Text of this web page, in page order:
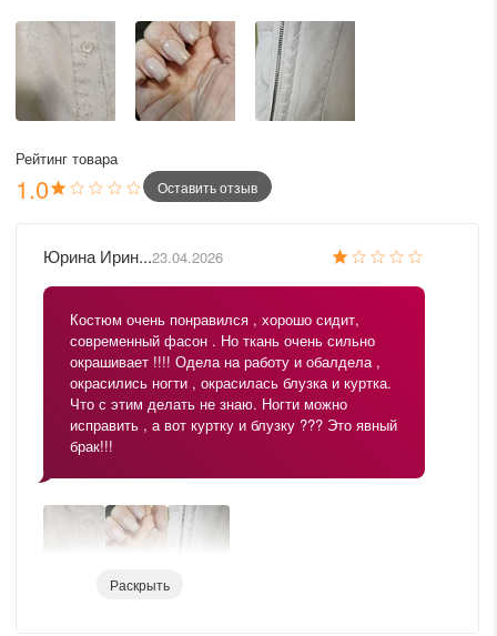
универсальным выбором для осеннего и весеннего сезонов,
идеально подходящим для любых повседневных или деловых
мероприятий.
Рейтинг товара
1.0 Оставить отзыв
Раскрыть
Юрина Ирин...23.04.2026
Костюм очень понравился , хорошо сидит,
современный фасон . Но ткань очень сильно
окрашивает !!!! Одела на работу и обалдела ,
окрасились ногти , окрасилась блузка и куртка.
Что с этим делать не знаю. Ногти можно
исправить , а вот куртку и блузку ??? Это явный
брак!!!